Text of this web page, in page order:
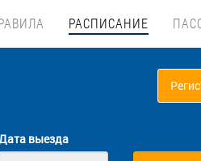
РАСПИСАНИЕ
выезда